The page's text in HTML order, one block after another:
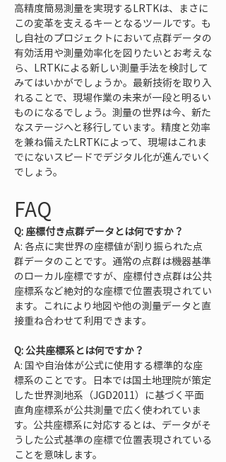
高精度簡易測量を実現するLRTKは、まさに
この変革を支えるキーとなるツールです。も
し自社のプロジェクトにおいて点群データの
有効活用や測量効率化を図りたいとお考えな
ら、LRTKによる新しい測量手法を検討して
みてはいかがでしょうか。最新技術を取り入
れることで、現場作業の未来が一段と明るい
ものになるでしょう。測量の世界は今、新た
なステージへと移行しています。精度と効率
を兼ね備えたLRTKによって、現場はこれま
でにないスピードでデジタル化が進んでいく
でしょう。
FAQ
Q: 座標付き点群データとは何ですか？
A: 各点に実世界の座標値が割り振られた点
群データのことです。通常の点群は機器基準
のローカル座標ですが、座標付き点群は公共
座標系など絶対的な座標で位置表現されてい
ます。これにより地図や他の測量データと直
接重ね合わせて利用できます。
Q: 公共座標系とは何ですか？
A: 国や自治体が公式に使用する標準的な座
標系のことです。日本では国土地理院が策定
した世界測地系（JGD2011）に基づく平面
直角座標系が公共測量で広く使われていま
す。公共座標系に対応するとは、データがそ
うした公式基準の座標で位置表現されている
ことを意味します。